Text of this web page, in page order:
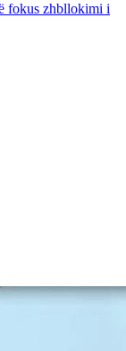
fokus zhbllokimi i